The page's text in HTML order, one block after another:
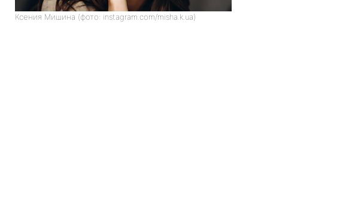
Ксения Мишина (фото: instagram.com/misha.k.ua)